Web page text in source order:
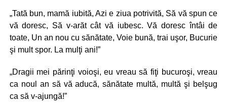
„Tată bun, mamă iubită, Azi e ziua potrivită, Să vă spun ce
vă doresc, Să v-arăt cât vă iubesc. Vă doresc întâi de
toate, Un an nou cu sănătate, Voie bună, trai uşor, Bucurie
şi mult spor. La mulţi ani!”
„Dragii mei părinţi voioşi, eu vreau să fiţi bucuroşi, vreau
ca noul an să vă aducă, sănătate multă, multă şi belşug
ca să v-ajungă!”